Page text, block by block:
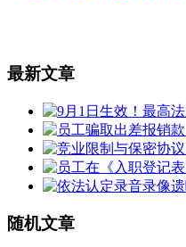
最新文章
随机文章